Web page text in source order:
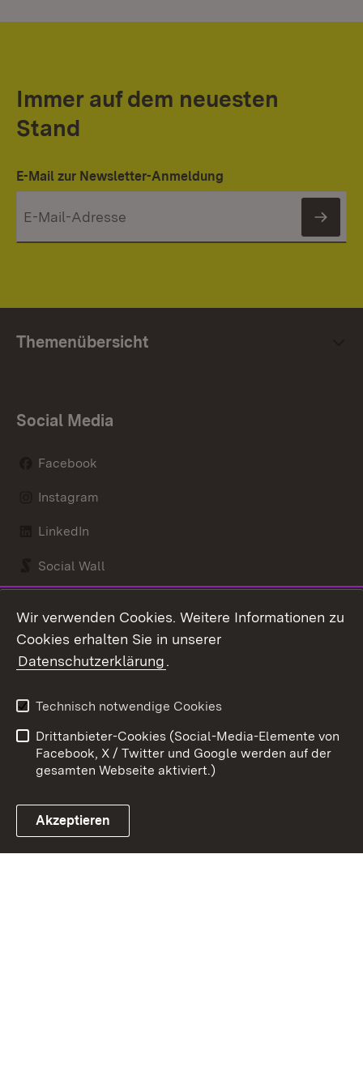
Immer auf dem neuesten
Stand
E-Mail zur Newsletter-Anmeldung
Themenübersicht
Social Media
Facebook
Instagram
LinkedIn
Social Wall
Link zum Landesportal
Kontakt
Barrierefreiheit
Impressum
Cookies
Wir verwenden Cookies. Weitere Informationen zu
Cookies erhalten Sie in unserer
Datenschutzerklärung.
Technisch notwendige Cookies
Drittanbieter-Cookies (Social-Media-Elemente von
Facebook, X / Twitter und Google werden auf der
gesamten Webseite aktiviert.)
Akzeptieren